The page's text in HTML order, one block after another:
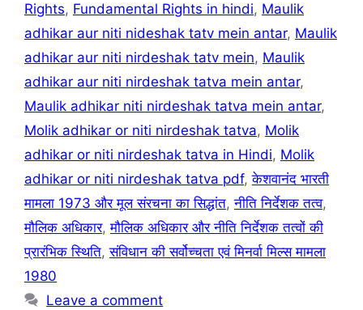
Rights, Fundamental Rights in hindi, Maulik
adhikar aur niti nideshak tatv mein antar, Maulik
adhikar aur niti nirdeshak tatv mein, Maulik
adhikar aur niti nirdeshak tatva mein antar,
Maulik adhikar niti nirdeshak tatva mein antar,
Molik adhikar or niti nirdeshak tatva, Molik
adhikar or niti nirdeshak tatva in Hindi, Molik
adhikar or niti nirdeshak tatva pdf,केशवानंद भारती
मामला 1973 और मूल संरचना का सिद्धांत,नीति निर्देशक तत्व,
मौलिक अधिकार,मौलिक अधिकार और नीति निर्देशक तत्वों की
प्रारंभिक स्थिति,संविधान की सर्वोच्चता एवं मिनर्वा मिल्स मामला
1980
Leave a comment